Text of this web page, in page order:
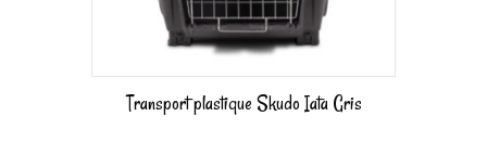
Transport plastique Skudo Iata Gris